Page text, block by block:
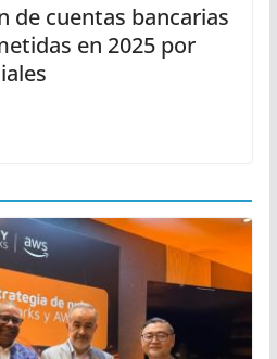
de cuentas bancarias
en 2025 por